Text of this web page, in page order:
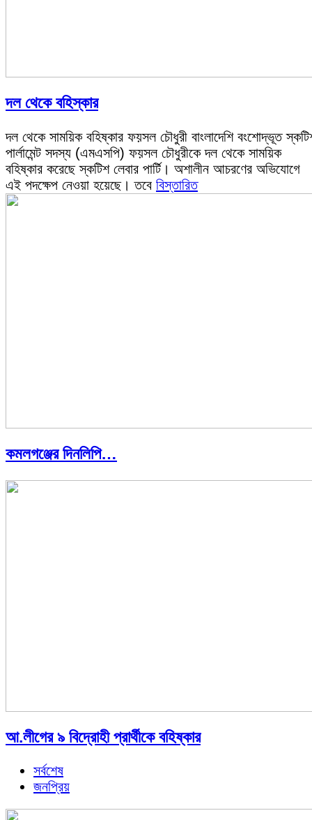
দল থেকে বহিস্কার
দল থেকে সাময়িক বহিষ্কার ফয়সল চৌধুরী বাংলাদেশি বংশোদ্ভূত
পার্লামেন্ট সদস্য (এমএসপি) ফয়সল চৌধুরীকে দল থেকে সাময়িক
বহিষ্কার করেছে স্কটিশ লেবার পার্টি। অশালীন আচরণের অভিযোগে
এই পদক্ষেপ নেওয়া হয়েছে। তবে বিস্তারিত
কমলগঞ্জের দিনলিপি…
আ.লীগের ৯ বিদ্রোহী প্রার্থীকে বহিষ্কার
সর্বশেষ
জনপ্রিয়